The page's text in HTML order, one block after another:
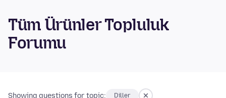
Tüm Ürünler Topluluk
Forumu
Showing questions for topic: Diller